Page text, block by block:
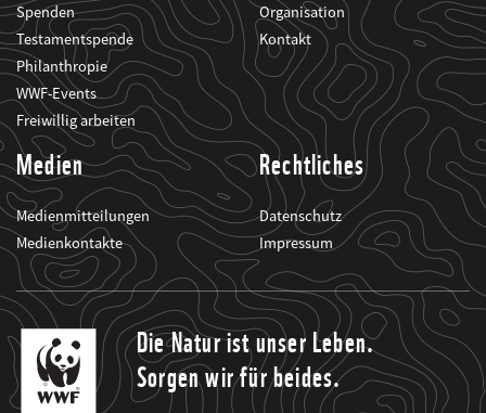
Spenden
Testamentspende
Philanthropie
WWF-Events
Freiwillig arbeiten
Organisation
Kontakt
Medien
Medienmitteilungen
Medienkontakte
Rechtliches
Datenschutz
Impressum
Die Natur ist unser Leben.
Sorgen wir für beides.